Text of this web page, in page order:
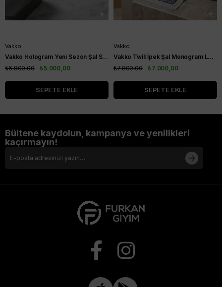
Vakko
Vakko Hologram Yeni Sezon Şal Siyah
₺5.000,00
₺6.800,00
SEPETE EKLE
Vakko
Vakko Twill İpek Şal Monogram Lacivert Ekru
₺7.000,00
₺7.800,00
SEPETE EKLE
Bültene kaydolun, kampanya ve yenilikleri
kaçırmayın!